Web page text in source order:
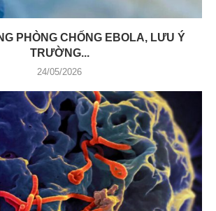
PHÒNG CHỐNG EBOLA, LƯU Ý
TRƯỜNG...
24/05/2026